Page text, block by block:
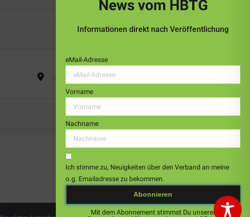
Destination Address - Einhandvolleyball-Spielrunde 2025 -2.
News vom HBTG
Informationen direkt nach Veröffentlichung
eMail-Adresse
Vorname
Nachname
Ich stimme zu, Neuigkeiten über den Verband an meine
o.g. Emailadresse zu bekommen.
Mit dem Abonnement stimmst Du unserer